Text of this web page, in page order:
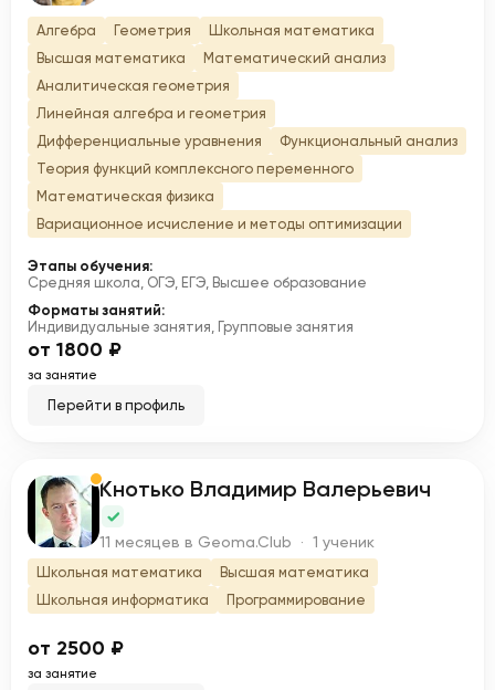
Алгебра Геометрия
Школьная математика
Высшая математика
Математический анализ
Аналитическая геометрия
Линейная алгебра и геометрия
Дифференциальные уравнения
Функциональный анализ
Теория функций комплексного переменного
Математическая физика
Вариационное исчисление и методы оптимизации
Этапы обучения:
Средняя школа, ОГЭ, ЕГЭ, Высшее образование
Форматы занятий:
Индивидуальные занятия, Групповые занятия
от 1800 ₽
за занятие
Перейти в профиль
К Кнотько Владимир Валерьевич
11 месяцев в Geoma.Club · 1 ученик
Школьная математика
Высшая математика
Школьная информатика
Программирование
от 2500 ₽
за занятие